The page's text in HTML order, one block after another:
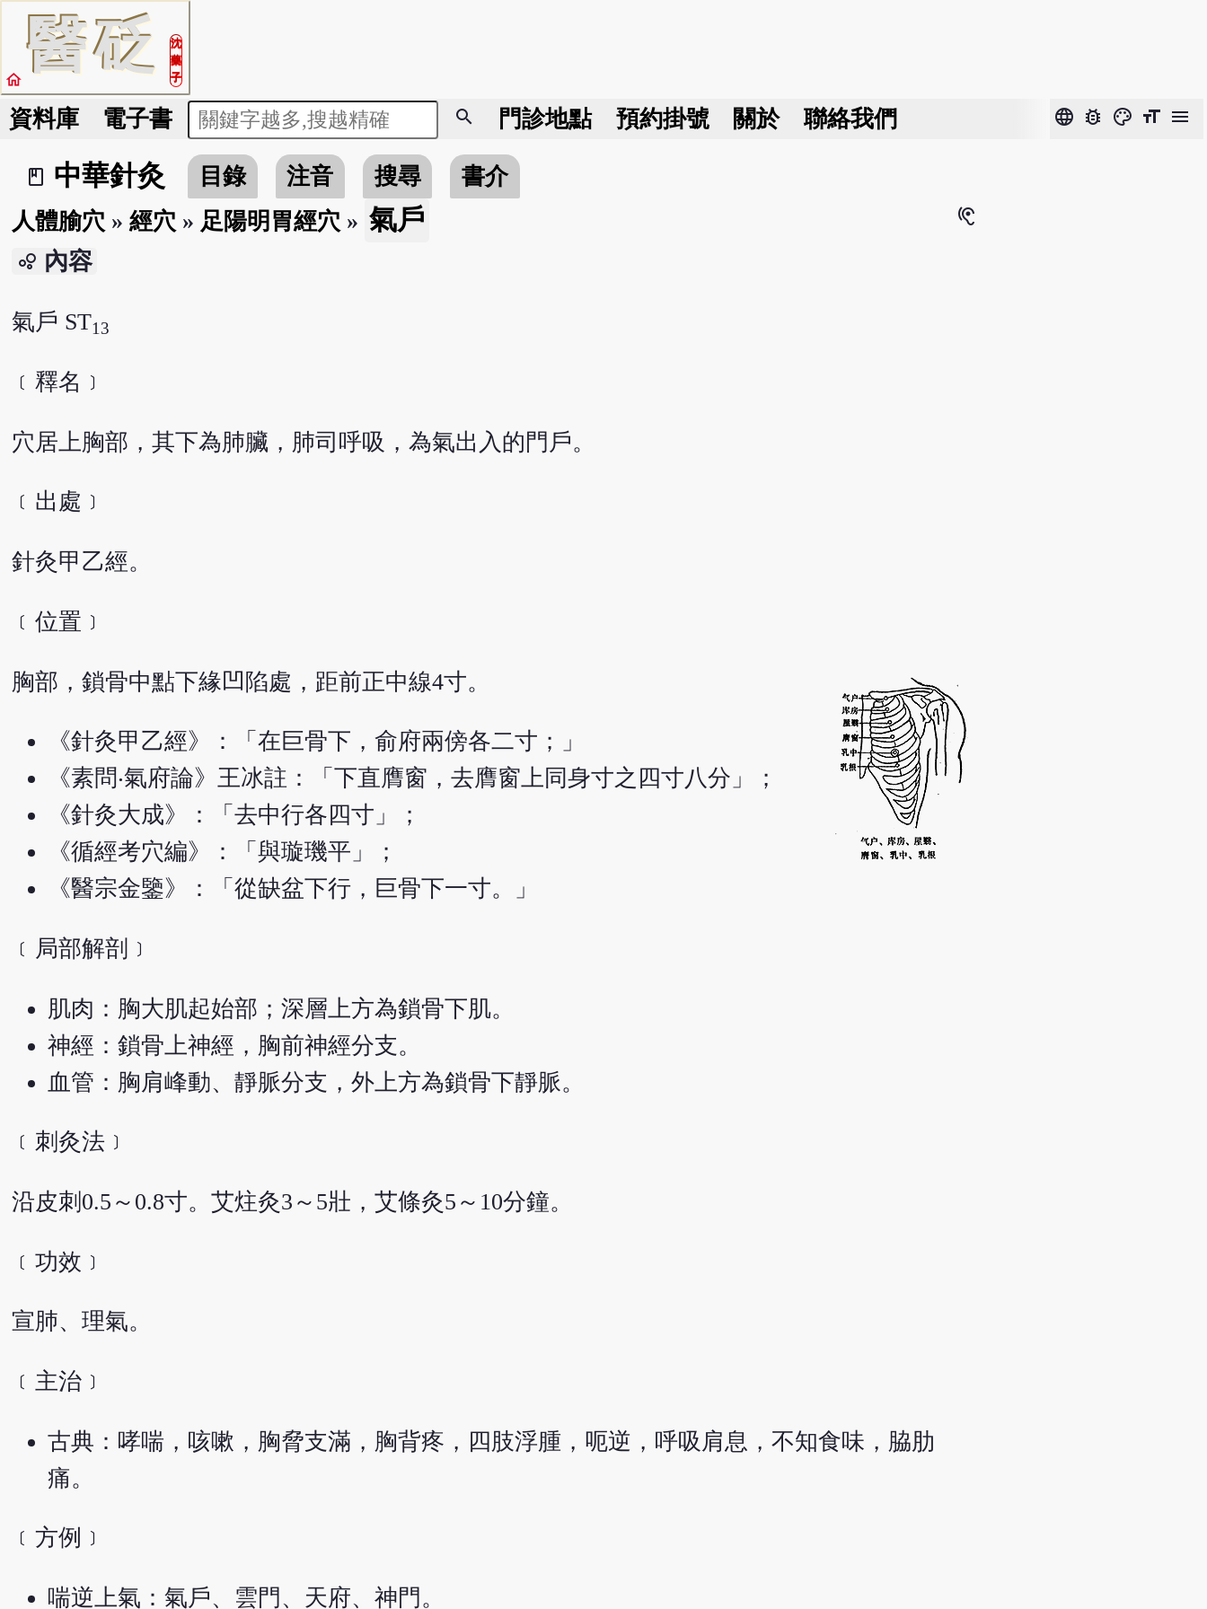
醫砭
沈
藥
子
home
資料庫 電子書 search 門診地點 預約掛號 關於 聯絡我們 language bug_report color_lens format_size menu
book_2
中華針灸 目錄 注音 搜尋
書介
人體腧穴 » 經穴 » 足陽明胃經穴 » 氣戶 hearing
bubble_chart 內容
氣戶 ST13
﹝釋名﹞
穴居上胸部，其下為肺臟，肺司呼吸，為氣出入的門戶。
﹝出處﹞
針灸甲乙經。
﹝位置﹞
胸部，鎖骨中點下緣凹陷處，距前正中線4寸。
《針灸甲乙經》：「在巨骨下，俞府兩傍各二寸；」
《素問‧氣府論》王冰註：「下直膺窗，去膺窗上同身寸之四寸八分」；
《針灸大成》：「去中行各四寸」；
《循經考穴編》：「與璇璣平」；
《醫宗金鑒》：「從缺盆下行，巨骨下一寸。」
﹝局部解剖﹞
肌肉：胸大肌起始部；深層上方為鎖骨下肌。
神經：鎖骨上神經，胸前神經分支。
血管：胸肩峰動、靜脈分支，外上方為鎖骨下靜脈。
﹝刺灸法﹞
沿皮刺0.5～0.8寸。艾炷灸3～5壯，艾條灸5～10分鐘。
﹝功效﹞
宣肺、理氣。
﹝主治﹞
古典：哮喘，咳嗽，胸脅支滿，胸背疼，四肢浮腫，呃逆，呼吸肩息，不知食味，脇肋
痛。
﹝方例﹞
喘逆上氣：氣戶、雲門、天府、神門。